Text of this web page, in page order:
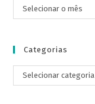
Selecionar o mês
Categorias
Selecionar categoria